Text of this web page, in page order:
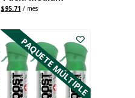
Precio
$95.71 El
es:
95,71
dólares.
/ mes
PAQUETE MÚLTIPLE